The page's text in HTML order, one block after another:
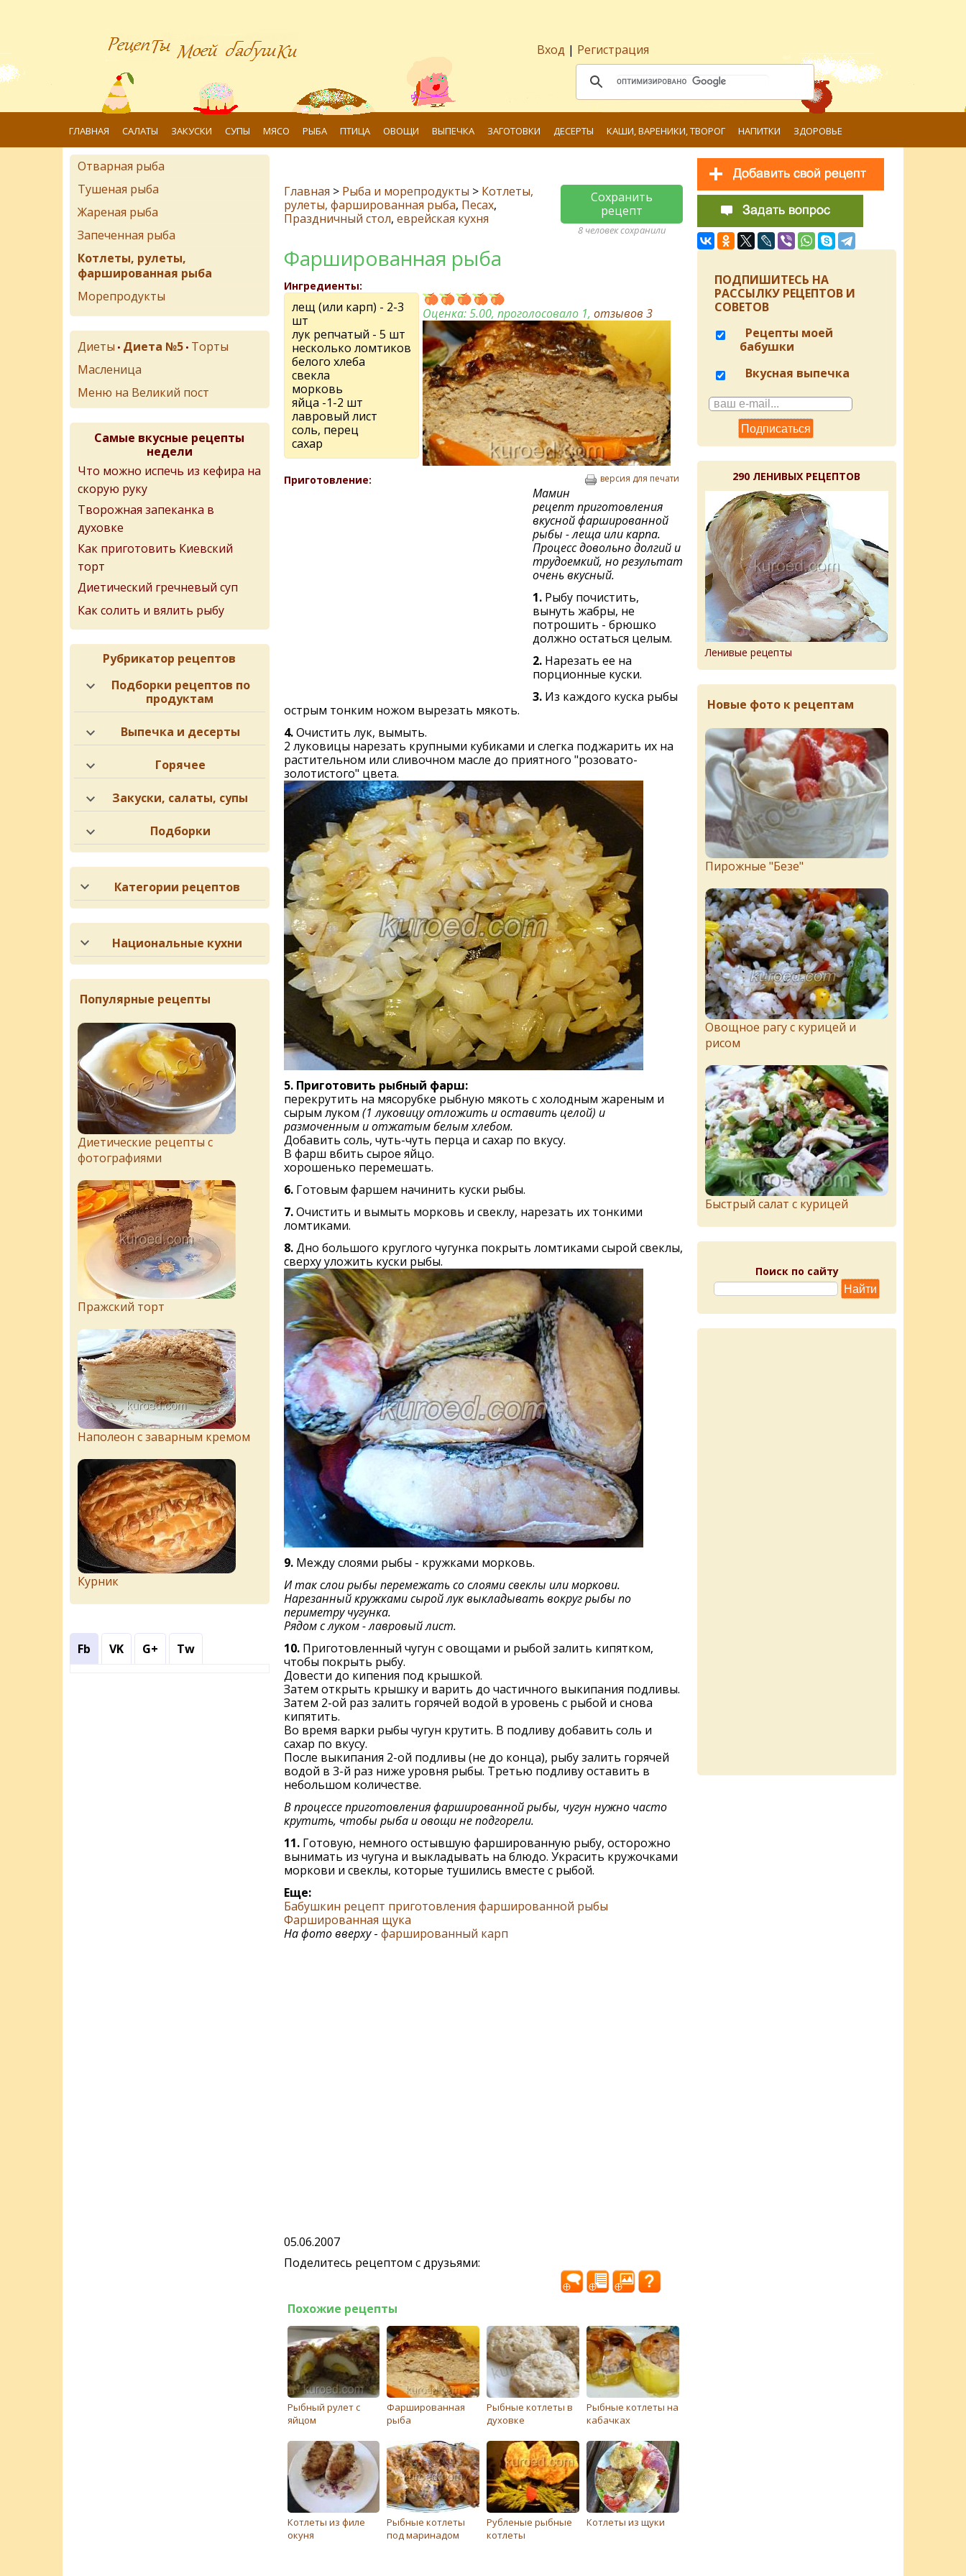
Вход | Регистрация
ГЛАВНАЯ САЛАТЫ ЗАКУСКИ СУПЫ МЯСО РЫБА ПТИЦА ОВОЩИ ВЫПЕЧКА ЗАГОТОВКИ ДЕСЕРТЫ КАШИ, ВАРЕНИКИ, ТВОРОГ НАПИТКИ ЗДОРОВЬЕ
Главная > Рыба и морепродукты > Котлеты,
рулеты, фаршированная рыба, Песах,
Праздничный стол, еврейская кухня
Сохранить
рецепт
8 человек сохранили
Фаршированная рыба
Ингредиенты:
лещ (или карп) - 2-3
шт
лук репчатый - 5 шт
несколько ломтиков
белого хлеба
свекла
морковь
яйца -1-2 шт
лавровый лист
соль, перец
сахар
Оценка:5.00, проголосовало 1,отзывов3
Приготовление: версия для печати
Мамин
рецепт приготовления
вкусной фаршированной
рыбы - леща или карпа.
Процесс довольно долгий и
трудоемкий, но результат
очень вкусный.
1.Рыбу почистить,
вынуть жабры, не
потрошить - брюшко
должно остаться целым.
2. Нарезать ее на
порционные куски.
3.Из каждого куска рыбы
острым тонким ножом вырезать мякоть.
4.Очистить лук, вымыть.
2 луковицы нарезать крупными кубиками и слегка поджарить их на
растительном или сливочном масле до приятного "розовато-
золотистого" цвета.
5. Приготовить рыбный фарш:
перекрутить на мясорубке рыбную мякоть с холодным жареным и
сырым луком (1 луковицу отложить и оставить целой) и
размоченным и отжатым белым хлебом.
Добавить соль, чуть-чуть перца и сахар по вкусу.
В фарш вбить сырое яйцо.
хорошенько перемешать.
6.Готовым фаршем начинить куски рыбы.
7.Очистить и вымыть морковь и свеклу, нарезать их тонкими
ломтиками.
8.Дно большого круглого чугунка покрыть ломтиками сырой свеклы,
сверху уложить куски рыбы.
9.Между слоями рыбы - кружками морковь.
И так слои рыбы перемежать со слоями свеклы или моркови.
Нарезанный кружками сырой лук выкладывать вокруг рыбы по
периметру чугунка.
Рядом с луком - лавровый лист.
10.Приготовленный чугун с овощами и рыбой залить кипятком,
чтобы покрыть рыбу.
Довести до кипения под крышкой.
Затем открыть крышку и варить до частичного выкипания подливы.
Затем 2-ой раз залить горячей водой в уровень с рыбой и снова
кипятить.
Во время варки рыбы чугун крутить. В подливу добавить соль и
сахар по вкусу.
После выкипания 2-ой подливы (не до конца), рыбу залить горячей
водой в 3-й раз ниже уровня рыбы. Третью подливу оставить в
небольшом количестве.
В процессе приготовления фаршированной рыбы, чугун нужно часто
крутить, чтобы рыба и овощи не подгорели.
11.Готовую, немного остывшую фаршированную рыбу, осторожно
вынимать из чугуна и выкладывать на блюдо. Украсить кружочками
моркови и свеклы, которые тушились вместе с рыбой.
Еще:
Бабушкин рецепт приготовления фаршированной рыбы
Фаршированная щука
На фото вверху- фаршированный карп
05.06.2007
Поделитесь рецептом с друзьями:
Похожие рецепты
Рыбный рулет с
яйцом
Фаршированная
рыба
Рыбные котлеты в
духовке
Рыбные котлеты на
кабачках
Котлеты из филе
окуня
Рыбные котлеты
под маринадом
Рубленые рыбные
котлеты
Котлеты из щуки
Отварная рыба
Тушеная рыба
Жареная рыба
Запеченная рыба
Котлеты, рулеты,
фаршированная рыба
Морепродукты
Диеты • Диета №5 • Торты
Масленица
Меню на Великий пост
Самые вкусные рецепты
недели
Что можно испечь из кефира на
скорую руку
Творожная запеканка в
духовке
Как приготовить Киевский
торт
Диетический гречневый суп
Как солить и вялить рыбу
Рубрикатор рецептов
Подборки рецептов по
продуктам
Выпечка и десерты
Горячее
Закуски, салаты, супы
Подборки
Категории рецептов
Национальные кухни
Популярные рецепты
Диетические рецепты с
фотографиями
Пражский торт
Наполеон с заварным кремом
Курник
Fb VK G+ Tw
ПОДПИШИТЕСЬ НА
РАССЫЛКУ РЕЦЕПТОВ И
СОВЕТОВ
Рецепты моей
бабушки
Вкусная выпечка
290 ЛЕНИВЫХ РЕЦЕПТОВ
Ленивые рецепты
Новые фото к рецептам
Пирожныe "Бeзe"
Овощное рагу с курицей и
рисом
Быстрый салат с курицей
Поиск по сайту